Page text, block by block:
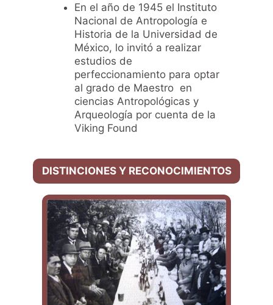
En el año de 1945 el Instituto
Nacional de Antropología e
Historia de la Universidad de
México, lo invitó a realizar
estudios de
perfeccionamiento para optar
al grado de Maestro en
ciencias Antropológicas y
Arqueología por cuenta de la
Viking Found
DISTINCIONES Y RECONOCIMIENTOS